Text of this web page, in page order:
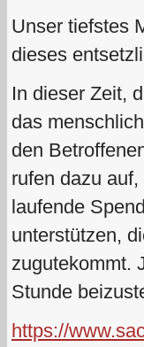
Unser tiefstes
dieses
In dieser Zeit,
das
den
rufen dazu
laufende
unterstützen,
zugutekommt.
Stunde
https://